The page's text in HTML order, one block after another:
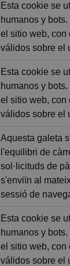
Esta cookie se
humanos y
el sitio web, con
válidos sobre el
Esta cookie se
humanos y
el sitio web, con
válidos sobre el
Aquesta galeta
l'equilibri de
sol·licituds de
s'enviïn al
sessió de
Esta cookie se
humanos y
el sitio web, con
válidos sobre el